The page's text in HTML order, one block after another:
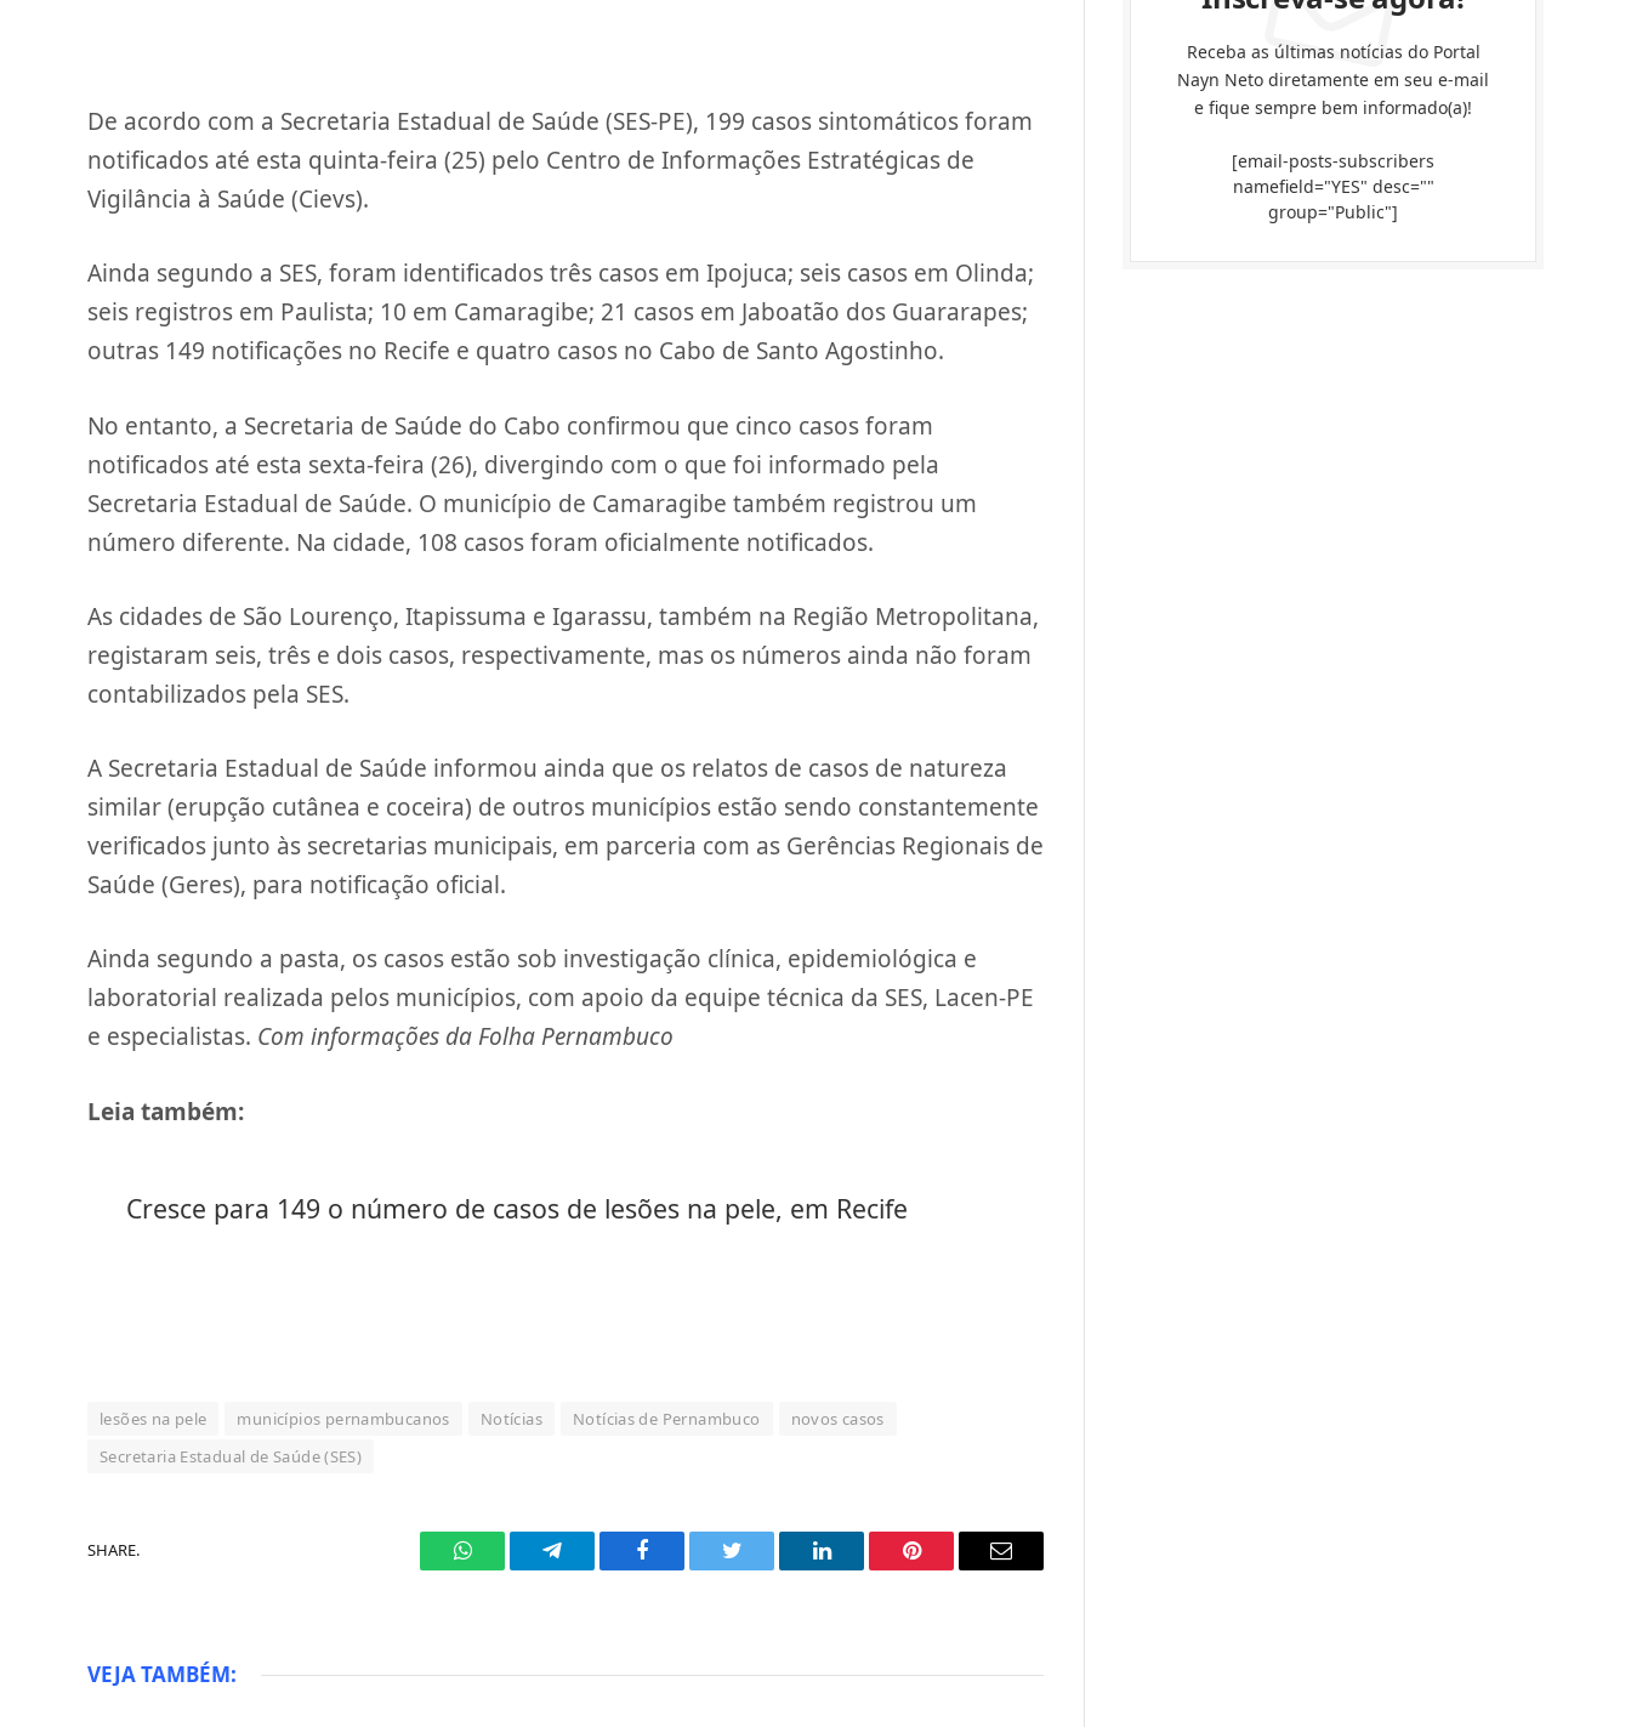
De acordo com a Secretaria Estadual de Saúde (SES-PE), 199 casos sintomáticos foram
notificados até esta quinta-feira (25) pelo Centro de Informações Estratégicas de
Vigilância à Saúde (Cievs).
Ainda segundo a SES, foram identificados três casos em Ipojuca; seis casos em Olinda;
seis registros em Paulista; 10 em Camaragibe; 21 casos em Jaboatão dos Guararapes;
outras 149 notificações no Recife e quatro casos no Cabo de Santo Agostinho.
No entanto, a Secretaria de Saúde do Cabo confirmou que cinco casos foram
notificados até esta sexta-feira (26), divergindo com o que foi informado pela
Secretaria Estadual de Saúde. O município de Camaragibe também registrou um
número diferente. Na cidade, 108 casos foram oficialmente notificados.
As cidades de São Lourenço, Itapissuma e Igarassu, também na Região Metropolitana,
registaram seis, três e dois casos, respectivamente, mas os números ainda não foram
contabilizados pela SES.
A Secretaria Estadual de Saúde informou ainda que os relatos de casos de natureza
similar (erupção cutânea e coceira) de outros municípios estão sendo constantemente
verificados junto às secretarias municipais, em parceria com as Gerências Regionais de
Saúde (Geres), para notificação oficial.
Ainda segundo a pasta, os casos estão sob investigação clínica, epidemiológica e
laboratorial realizada pelos municípios, com apoio da equipe técnica da SES, Lacen-PE
e especialistas. Com informações da Folha Pernambuco
Leia também:
Cresce para 149 o número de casos de lesões na pele, em Recife
lesões na pele municípios pernambucanos Notícias Notícias de Pernambuco
novos casos
Secretaria Estadual de Saúde (SES)
SHARE.
WhatsAppTelegram Facebook Twitter LinkedIn Pinterest Email
VEJA TAMBÉM:
Receba as últimas notícias do Portal
Nayn Neto diretamente em seu e-mail
e fique sempre bem informado(a)!
[email-posts-subscribers
namefield="YES" desc=""
group="Public"]